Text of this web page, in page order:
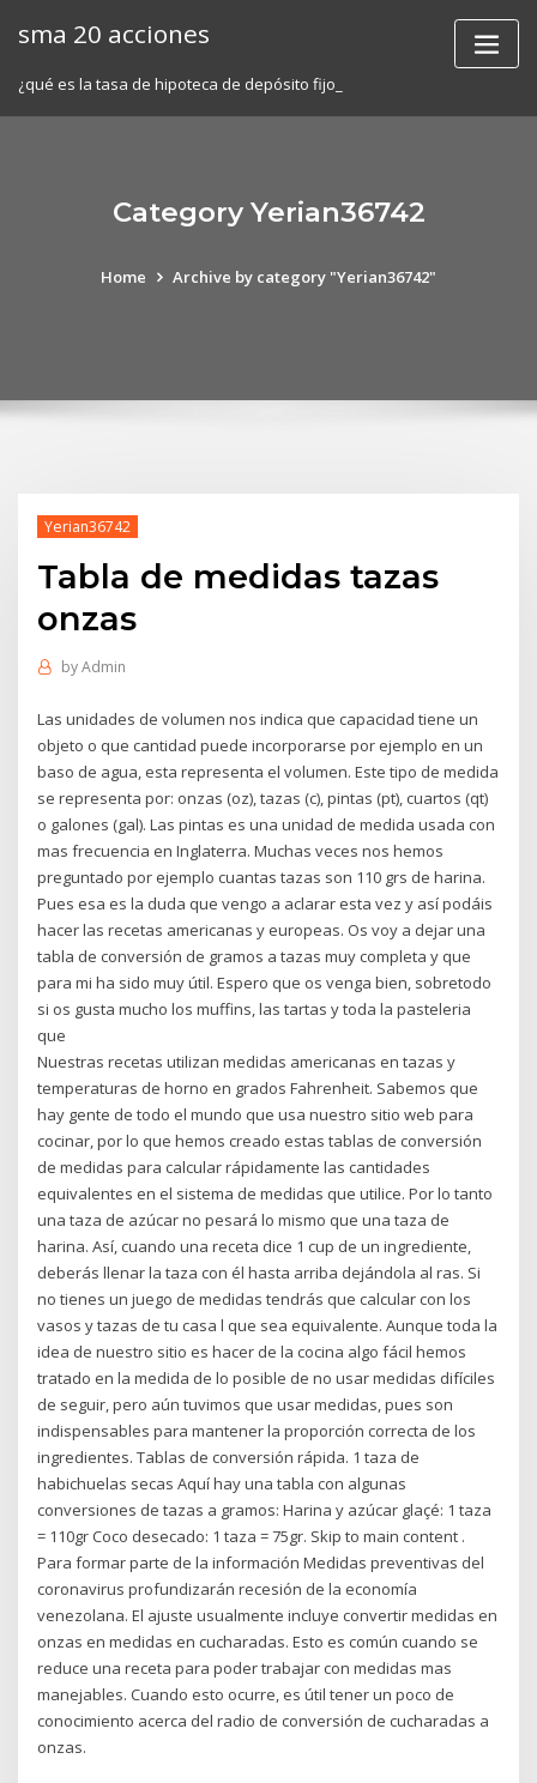
sma 20 acciones
¿qué es la tasa de hipoteca de depósito fijo_
Category Yerian36742
Home Archive by category "Yerian36742"
Yerian36742
Tabla de medidas tazas
onzas
byAdmin
Las unidades de volumen nos indica que capacidad tiene un
objeto o que cantidad puede incorporarse por ejemplo en un
baso de agua, esta representa el volumen. Este tipo de medida
se representa por: onzas (oz), tazas (c), pintas (pt), cuartos (qt)
o galones (gal). Las pintas es una unidad de medida usada con
mas frecuencia en Inglaterra. Muchas veces nos hemos
preguntado por ejemplo cuantas tazas son 110 grs de harina.
Pues esa es la duda que vengo a aclarar esta vez y así podáis
hacer las recetas americanas y europeas. Os voy a dejar una
tabla de conversión de gramos a tazas muy completa y que
para mi ha sido muy útil. Espero que os venga bien, sobretodo
si os gusta mucho los muffins, las tartas y toda la pasteleria
que
Nuestras recetas utilizan medidas americanas en tazas y
temperaturas de horno en grados Fahrenheit. Sabemos que
hay gente de todo el mundo que usa nuestro sitio web para
cocinar, por lo que hemos creado estas tablas de conversión
de medidas para calcular rápidamente las cantidades
equivalentes en el sistema de medidas que utilice. Por lo tanto
una taza de azúcar no pesará lo mismo que una taza de
harina. Así, cuando una receta dice 1 cup de un ingrediente,
deberás llenar la taza con él hasta arriba dejándola al ras. Si
no tienes un juego de medidas tendrás que calcular con los
vasos y tazas de tu casa l que sea equivalente. Aunque toda la
idea de nuestro sitio es hacer de la cocina algo fácil hemos
tratado en la medida de lo posible de no usar medidas difíciles
de seguir, pero aún tuvimos que usar medidas, pues son
indispensables para mantener la proporción correcta de los
ingredientes. Tablas de conversión rápida. 1 taza de
habichuelas secas Aquí hay una tabla con algunas
conversiones de tazas a gramos: Harina y azúcar glaçé: 1 taza
= 110gr Coco desecado: 1 taza = 75gr. Skip to main content .
Para formar parte de la información Medidas preventivas del
coronavirus profundizarán recesión de la economía
venezolana. El ajuste usualmente incluye convertir medidas en
onzas en medidas en cucharadas. Esto es común cuando se
reduce una receta para poder trabajar con medidas mas
manejables. Cuando esto ocurre, es útil tener un poco de
conocimiento acerca del radio de conversión de cucharadas a
onzas.